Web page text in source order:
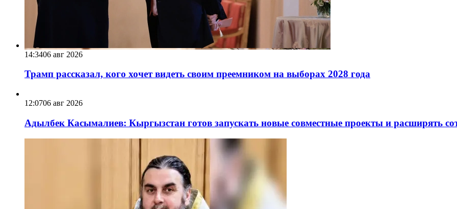
14:3406 авг 2026
Трамп рассказал, кого хочет видеть своим преемником на выборах 2028 года
12:0706 авг 2026
Адылбек Касымалиев: Кыргызстан готов запускать новые совместные проекты и расширять